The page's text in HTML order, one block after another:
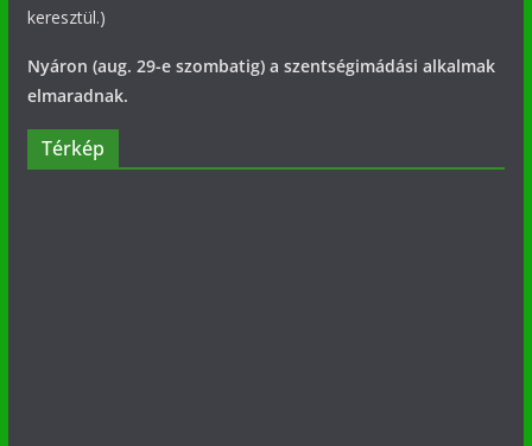
keresztül.)
Nyáron (aug. 29-e szombatig) a szentségimádási alkalmak
elmaradnak.
Térkép